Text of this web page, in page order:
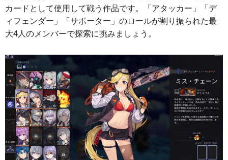
カードとして使用して戦う作品です。「アタッカー」「デ
ィフェンダー」「サポーター」のロールが割り振られた最
大4人のメンバーで探索に挑みましょう。